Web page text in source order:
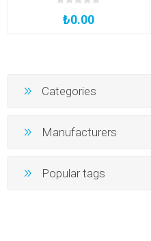
₺0.00
Categories
Manufacturers
Popular tags